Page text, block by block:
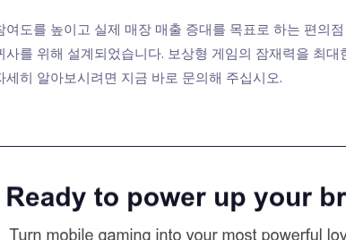
여도를 높이고 실제 매장 매출 증대를 목표로 하는 편의
사를 위해 설계되었습니다. 보상형 게임의 잠재력을 최
세히 알아보시려면 지금 바로 문의해 주십시오.